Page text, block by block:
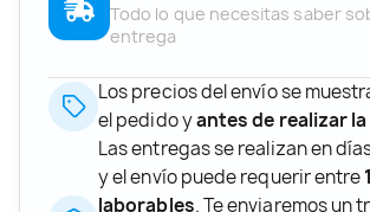
Todo lo que necesitas saber
entrega
Los precios del envío se
el pedido yantes de realizar
Las entregas se realizan en
y el envío puede requerir entre
laborables. Te enviaremos un